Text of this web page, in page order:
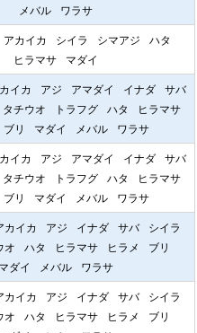
メバル
ワラサ
アカイカ シイラ シマアジ
ハタ
ヒラマサ
マダイ
イカ アジ アマダイ イナダ
サバ
タチウオ トラフグ ハタ
ヒラマサ
ブリ マダイ メバル ワラサ
イカ アジ アマダイ イナダ
サバ
タチウオ トラフグ ハタ
ヒラマサ
ブリ マダイ メバル ワラサ
カイカ アジ イナダ サバ
シイラ
オ ハタ ヒラマサ ヒラメ
ブリ
マダイ
メバル ワラサ
カイカ アジ イナダ サバ
シイラ
オ ハタ ヒラマサ ヒラメ
ブリ